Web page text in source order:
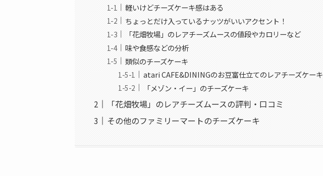
軽いけどチーズケーキ感はある
ちょっとだけ入っているナッツがいいアクセント！
「花畑牧場」のレアチーズムースの値段やカロリーなど
味や食感などの分析
類似のチーズケーキ
atari CAFE&DININGのお豆富仕立てのレアチーズケーキ
「メゾン・イー」のチーズケーキ
「花畑牧場」のレアチーズムースの評判・口コミ
その他のファミリーマートのチーズケーキ